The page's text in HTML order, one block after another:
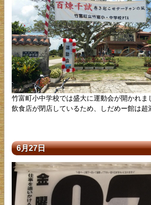
竹富町小中学校では盛大に運動会が開かれま
飲食店が閉店しているため、しだめー館は超
6月27日